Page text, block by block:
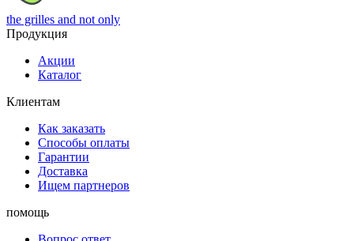
the grilles and not only
Продукция
Акции
Каталог
Клиентам
Как заказать
Способы оплаты
Гарантии
Доставка
Ищем партнеров
помощь